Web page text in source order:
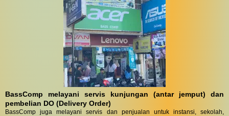
BassComp melayani servis kunjungan (antar jemput) dan
pembelian DO (Delivery Order)
BassComp juga melayani servis dan penjualan untuk instansi, sekolah,